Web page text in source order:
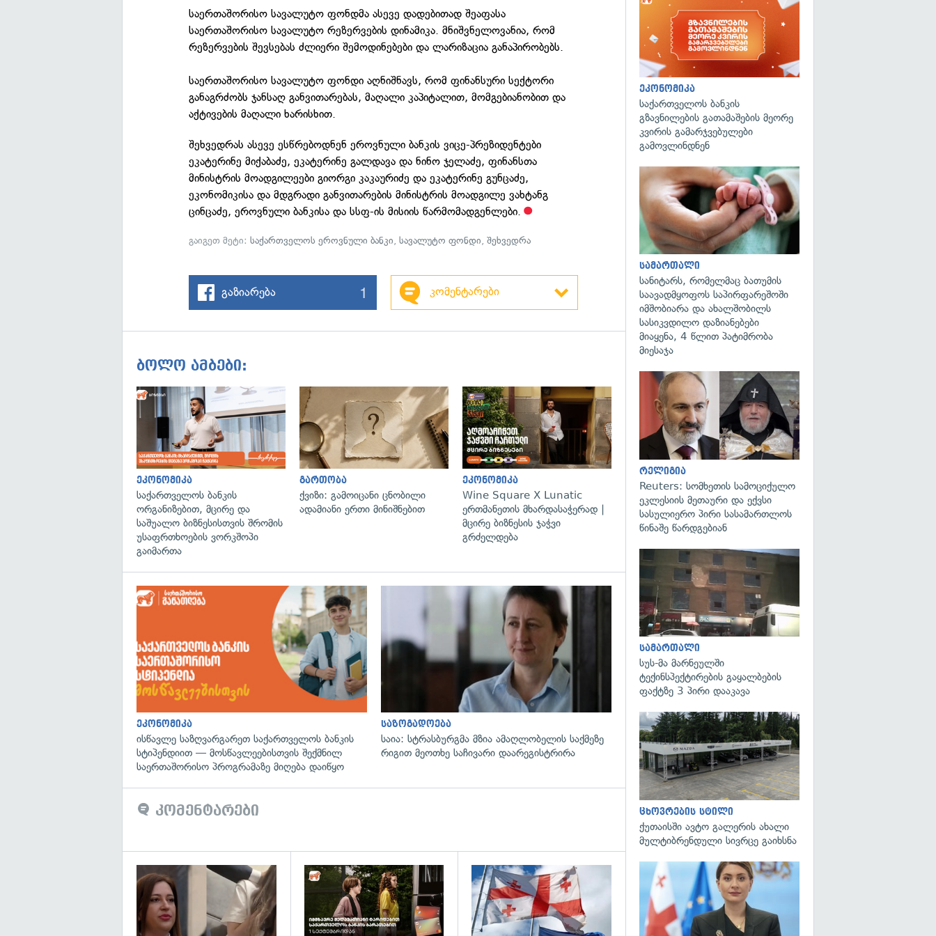
საერთაშორისო სავალუტო ფონდმა ასევე დადებითად შეაფასა
საერთაშორისო სავალუტო რეზერვების დინამიკა. მნიშვნელოვანია, რომ
რეზერვების შევსებას ძლიერი შემოდინებები და ლარიზაცია განაპირობებს.
საერთაშორისო სავალუტო ფონდი აღნიშნავს, რომ ფინანსური სექტორი
განაგრძობს ჯანსაღ განვითარებას, მაღალი კაპიტალით, მომგებიანობით და
აქტივების მაღალი ხარისხით.
შეხვედრას ასევე ესწრებოდნენ ეროვნული ბანკის ვიცე-პრეზიდენტები
ეკატერინე მიქაბაძე, ეკატერინე გალდავა და ნინო ჯელაძე, ფინანსთა
მინისტრის მოადგილეები გიორგი კაკაურიძე და ეკატერინე გუნცაძე,
ეკონომიკისა და მდგრადი განვითარების მინისტრის მოადგილე ვახტანგ
ცინცაძე, ეროვნული ბანკისა და სსფ-ის მისიის წარმომადგენლები.
გაიგეთ მეტი:საქართველოს ეროვნული ბანკი,სავალუტო ფონდი,შეხვედრა
გაზიარება 1 კომენტარები
ბოლო ამბები:
ეკონომიკა
საქართველოს ბანკის
ორგანიზებით, მცირე და
საშუალო ბიზნესისთვის შრომის
უსაფრთხოების ვორკშოპი
გაიმართა
გართობა
ქვიზი: გამოიცანი ცნობილი
ადამიანი ერთი მინიშნებით
ეკონომიკა
Wine Square X Lunatic
ერთმანეთის მხარდასაჭერად |
მცირე ბიზნესის ჯაჭვი
გრძელდება
ეკონომიკა
ისწავლე საზღვარგარეთ საქართველოს ბანკის
სტიპენდიით — მოსწავლეებისთვის შექმნილ
საერთაშორისო პროგრამაზე მიღება დაიწყო
გადახედვა
საზოგადოება
საია: სტრასბურგმა მზია ამაღლობელის საქმეზე
რიგით მეოთხე საჩივარი დაარეგისტრირა
კომენტარები
გადახედვა გადახედვა
ეკონომიკა
საქართველოს ბანკის
გზავნილების გათამაშების მეორე
კვირის გამარჯვებულები
გამოვლინდნენ
სამართალი
სანიტარს, რომელმაც ბათუმის
საავადმყოფოს საპირფარეშოში
იმშობიარა და ახალშობილს
სასიკვდილო დაზიანებები
მიაყენა, 4 წლით პატიმრობა
მიესაჯა
რელიგია
Reuters: სომხეთის სამოციქულო
ეკლესიის მეთაური და ექვსი
სასულიერო პირი სასამართლოს
წინაშე წარდგებიან
სამართალი
სუს-მა მარნეულში
ტექინსპექტირების გაყალბების
ფაქტზე 3 პირი დააკავა
ცხოვრების სტილი
ქუთაისში ავტო გალერის ახალი
მულტიბრენდული სივრცე გაიხსნა